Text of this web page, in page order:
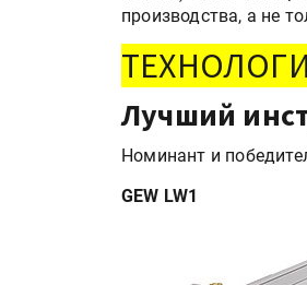
производства, а не
Лучший
Номинант и
GEW LW1